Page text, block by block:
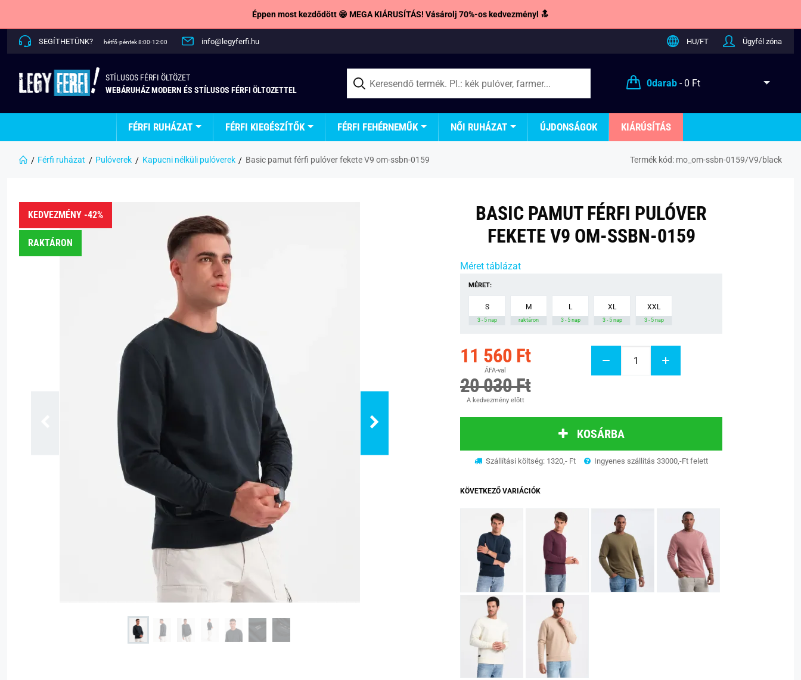
Éppen most kezdődött 😁 MEGA KIÁRUSÍTÁS! Vásárolj 70%-os kedvezményl 🔝
SEGÍTHETÜNK? hétfő-péntek 8:00-12:00 info@legyferfi.hu HU/FT Ügyfél zóna
STÍLUSOS FÉRFI ÖLTÖZET
WEBÁRUHÁZ MODERN ÉS STÍLUSOS FÉRFI ÖLTOZETTEL
0darab- 0 Ft
FÉRFI RUHÁZAT FÉRFI KIEGÉSZÍTŐK FÉRFI FEHÉRNEMŰK NŐI RUHÁZAT ÚJDONSÁGOK KIÁRÚSÍTÁS
Férfi ruházat Pulóverek Kapucni nélküli pulóverek Basic pamut férfi pulóver fekete V9 om-ssbn-0159 Termék kód: mo_om-ssbn-0159/V9/black
KEDVEZMÉNY -42%
RAKTÁRON
BASIC PAMUT FÉRFI PULÓVER
FEKETE V9 OM-SSBN-0159
Méret táblázat
MÉRET:
S
3 - 5 nap
M
raktáron
L
3 - 5 nap
XL
3 - 5 nap
XXL
3 - 5 nap
11 560 Ft
ÁFA-val
20 030 Ft
A kedvezmény előtt
KOSÁRBA
Szállítási költség: 1320,- Ft Ingyenes szállítás 33000,-Ft felett
KÖVETKEZŐ VARIÁCIÓK